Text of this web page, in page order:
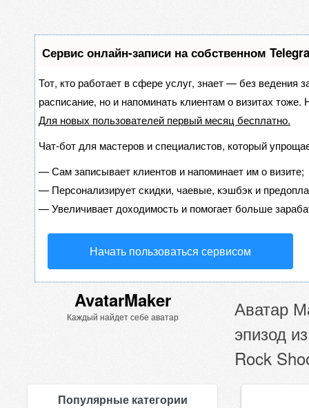
Сервис онлайн-записи на собственном
Тот, кто работает в сфере услуг, знает — без ведения
расписание, но и напоминать клиентам о визитах
Для новых пользователей первый месяц бесплатно.
Чат-бот для мастеров и специалистов, который
—Сам записывает клиентов и напоминает им о визите;
— Персонализирует скидки, чаевые, кэшбэк и
—Увеличивает доходимость и помогает больше
Начать пользоваться сервисом
AvatarMaker
Каждый найдет себе аватар
Популярные категории
Аватар
эпизод
Rock